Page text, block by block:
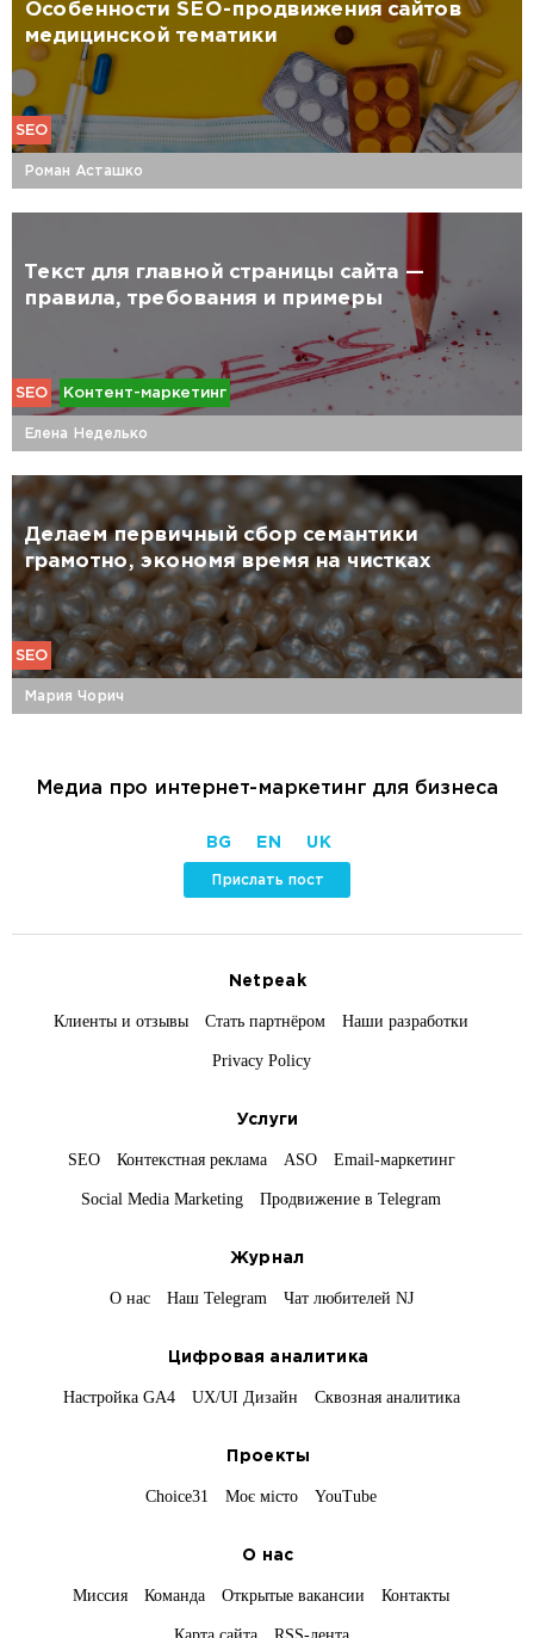
Особенности SEO-продвижения сайтов
медицинской тематики
SEO
Роман Асташко
Текст для главной страницы сайта —
правила, требования и примеры
SEO Контент-маркетинг
Елена Неделько
Делаем первичный сбор семантики
грамотно, экономя время на чистках
SEO
Мария Чорич
Медиа про интернет-маркетинг для бизнеса
BG EN UK
Прислать пост
Netpeak
Клиенты и отзывы Стать партнёром Наши разработки
Privacy Policy
Услуги
SEO Контекстная реклама ASO Email-маркетинг
Social Media Marketing Продвижение в Telegram
Журнал
О нас Наш Telegram Чат любителей NJ
Цифровая аналитика
Настройка GA4 UX/UI Дизайн Сквозная аналитика
Проекты
Choice31 Моє місто YouTube
О нас
Миссия Команда Открытые вакансии Контакты